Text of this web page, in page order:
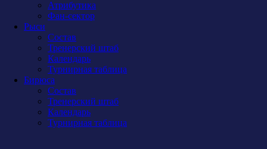
Атрибутика
Фан-сектор
Рыси
Состав
Тренерский штаб
Календарь
Турнирная таблица
Бирюса
Состав
Тренерский штаб
Календарь
Турнирная таблица